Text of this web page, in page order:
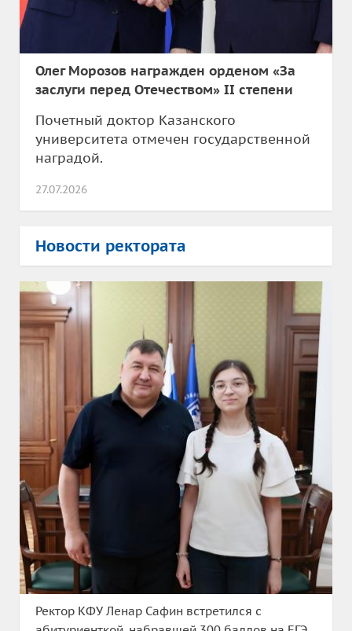
Олег Морозов награжден орденом «За
заслуги перед Отечеством» II степени
Почетный доктор Казанского
университета отмечен государственной
наградой.
27.07.2026
Новости ректората
Ректор КФУ Ленар Сафин встретился с